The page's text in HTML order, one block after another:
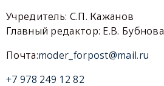
Учредитель: С.П. Кажанов
Главный редактор: Е.В. Бубнова
Почта:moder_forpost@mail.ru
+7 978 249 12 82